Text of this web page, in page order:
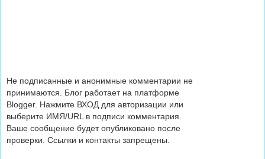
Не подписанные и анонимные комментарии не
принимаются. Блог работает на платформе
Blogger. Нажмите ВХОД для авторизации или
выберите ИМЯ/URL в подписи комментария.
Ваше сообщение будет опубликовано после
проверки. Ссылки и контакты запрещены.